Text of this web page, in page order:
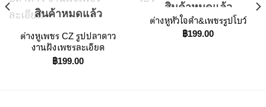
Wishlist
สินค้าหมดแล้ว
ต่างหูเพชร CZ รูปปลาดาว
งานฝังเพชรละเอียด
฿199.00
Add to
สินค้าหมดแล้ว
ต่างหูหัวใจดำ&เพชรรูปโบว์
฿199.00